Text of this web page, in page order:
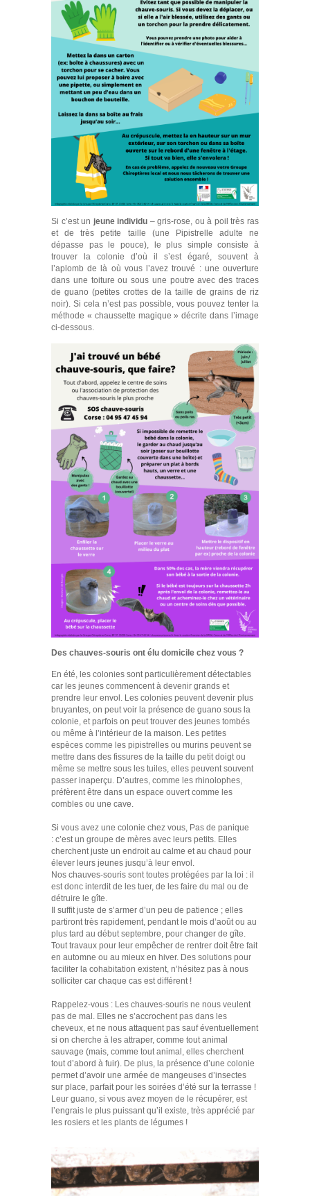
Si c’est un jeune individu – gris-rose, ou à poil très ras
et de très petite taille (une Pipistrelle adulte ne
dépasse pas le pouce), le plus simple consiste à
trouver la colonie d’où il s’est égaré, souvent à
l’aplomb de là où vous l’avez trouvé : une ouverture
dans une toiture ou sous une poutre avec des traces
de guano (petites crottes de la taille de grains de riz
noir). Si cela n’est pas possible, vous pouvez tenter la
méthode « chaussette magique » décrite dans l’image
ci-dessous.
Des chauves-souris ont élu domicile chez vous ?
En été, les colonies sont particulièrement détectables
car les jeunes commencent à devenir grands et
prendre leur envol. Les colonies peuvent devenir plus
bruyantes, on peut voir la présence de guano sous la
colonie, et parfois on peut trouver des jeunes tombés
ou même à l’intérieur de la maison. Les petites
espèces comme les pipistrelles ou murins peuvent se
mettre dans des fissures de la taille du petit doigt ou
même se mettre sous les tuiles, elles peuvent souvent
passer inaperçu. D’autres, comme les rhinolophes,
préfèrent être dans un espace ouvert comme les
combles ou une cave.
Si vous avez une colonie chez vous, Pas de panique
: c’est un groupe de mères avec leurs petits. Elles
cherchent juste un endroit au calme et au chaud pour
élever leurs jeunes jusqu’à leur envol.
Nos chauves-souris sont toutes protégées par la loi : il
est donc interdit de les tuer, de les faire du mal ou de
détruire le gîte.
Il suffit juste de s’armer d’un peu de patience ; elles
partiront très rapidement, pendant le mois d’août ou au
plus tard au début septembre, pour changer de gîte.
Tout travaux pour leur empêcher de rentrer doit être fait
en automne ou au mieux en hiver. Des solutions pour
faciliter la cohabitation existent, n’hésitez pas à nous
solliciter car chaque cas est différent !
Rappelez-vous : Les chauves-souris ne nous veulent
pas de mal. Elles ne s’accrochent pas dans les
cheveux, et ne nous attaquent pas sauf éventuellement
si on cherche à les attraper, comme tout animal
sauvage (mais, comme tout animal, elles cherchent
tout d’abord à fuir). De plus, la présence d’une colonie
permet d’avoir une armée de mangeuses d’insectes
sur place, parfait pour les soirées d’été sur la terrasse !
Leur guano, si vous avez moyen de le récupérer, est
l’engrais le plus puissant qu’il existe, très apprécié par
les rosiers et les plants de légumes !